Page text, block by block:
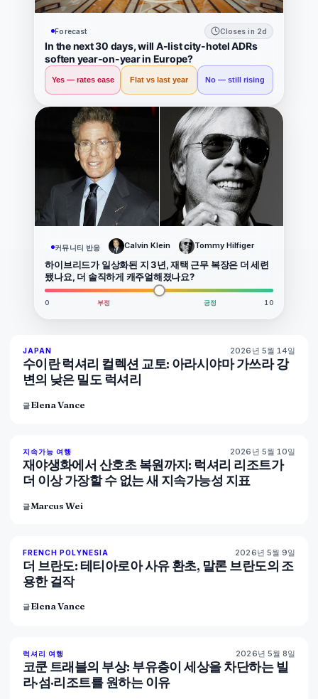
Forecast Closes in 2d
In the next 30 days, will A-list city-hotel ADRs
soften year-on-year in Europe?
Yes — rates ease Flat vs last year No — still rising
커뮤니티 반응 Calvin Klein Tommy Hilfiger
하이브리드가 일상화된 지 3년, 재택 근무 복장은 더 세련
됐나요, 더 솔직하게 캐주얼해졌나요?
0 부정 긍정 10
93% 44
JAPAN 2026년 5월 14일
수이란 럭셔리 컬렉션 교토: 아라시야마 가쓰라 강
변의 낮은 밀도 럭셔리
글Elena Vance
86% 81
지속가능 여행 2026년 5월 10일
재야생화에서 산호초 복원까지: 럭셔리 리조트가
더 이상 가장할 수 없는 새 지속가능성 지표
글Marcus Wei
96% 51
FRENCH POLYNESIA 2026년 5월 9일
더 브란도: 테티아로아 사유 환초, 말론 브란도의 조
용한 걸작
글Elena Vance
82% 81
럭셔리 여행 2026년 5월 8일
코쿤 트래블의 부상: 부유층이 세상을 차단하는 빌
라·섬·리조트를 원하는 이유